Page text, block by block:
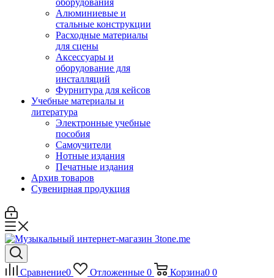
оборудования
Алюминиевые и
стальные конструкции
Расходные материалы
для сцены
Аксессуары и
оборудование для
инсталляций
Фурнитура для кейсов
Учебные материалы и
литература
Электронные учебные
пособия
Самоучители
Нотные издания
Печатные издания
Архив товаров
Сувенирная продукция
Сравнение0 Отложенные 0 Корзина0 0